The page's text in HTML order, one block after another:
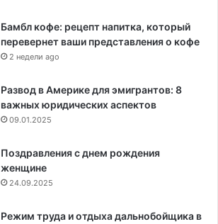
Бамбл кофе: рецепт напитка, который
перевернет ваши представления о кофе
2 недели ago
Развод в Америке для эмигрантов: 8
важных юридических аспектов
09.01.2025
Поздравления с днем рождения
женщине
24.09.2025
Режим труда и отдыха дальнобойщика в